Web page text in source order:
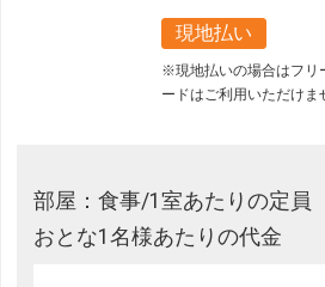
現地払い
※現地払いの場合はフリ
ードはご利用いただけま
部屋：食事/1室あたりの定員
おとな1名様あたりの代金